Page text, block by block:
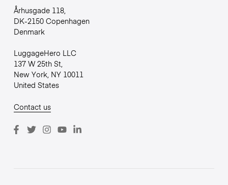
Århusgade 118,
DK-2150 Copenhagen
Denmark
LuggageHero LLC
137 W 25th St,
New York, NY 10011
United States
Contact us